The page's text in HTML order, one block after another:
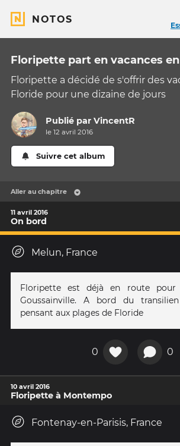
NOTOS
Floripette part en vacances
Floripette a décidé de s'offrir des
Floride pour une dizaine de jours
Publié parVincentR
le 12 avril 2016
Suivre cet album
Aller au chapitre
11 avril 2016
On bord
Melun, France
Floripette est déjà en route pour
Goussainville. A bord du
pensant aux plages de Floride
0 0
10 avril 2016
Floripette à Montempo
Fontenay-en-Parisis, France